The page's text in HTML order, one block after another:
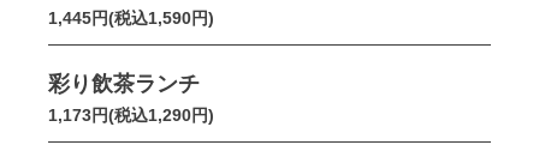
1,445円(税込1,590円)
彩り飲茶ランチ
1,173円(税込1,290円)